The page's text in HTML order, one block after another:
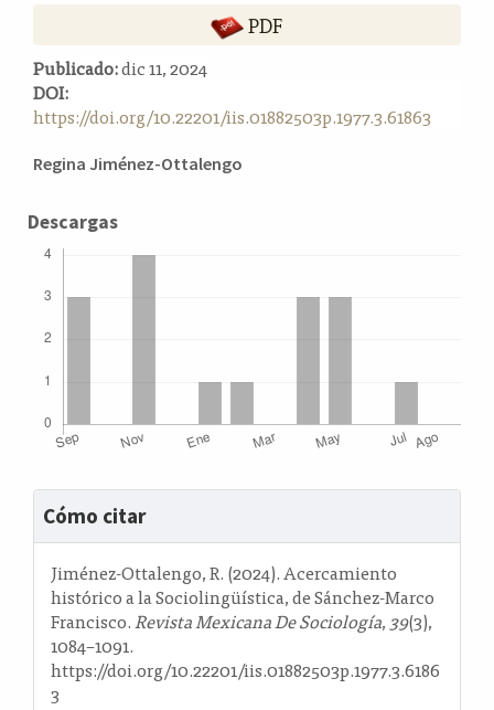
a
t
e
a
PDF
Publicado:dic 11, 2024
DOI:
https://doi.org/10.22201/iis.01882503p.1977.3.61863
Contenido
del
artículo
Regina Jiménez-Ottalengo
Descargas
Detalles
del
artículo
Cómo citar
Jiménez-Ottalengo, R. (2024). Acercamiento
histórico a la Sociolingüística, de Sánchez-Marco
Francisco.Revista Mexicana De Sociología,39(3),
1084–1091.
https://doi.org/10.22201/iis.01882503p.1977.3.6186
3